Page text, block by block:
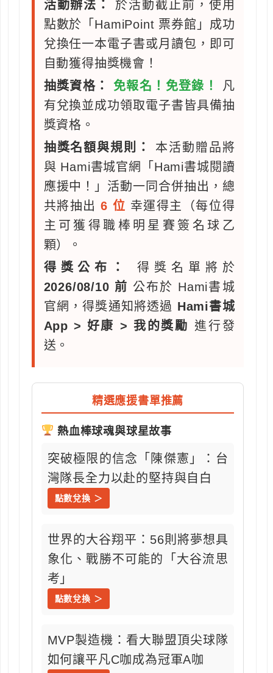
活動辦法：
於活動截止前，使用
點數於「HamiPoint 票券館」成功
兌換任一本電子書或月讀包，即可
自動獲得抽獎機會！
抽獎資格：
免報名！免登錄！
凡
有兌換並成功領取電子書皆具備抽
獎資格。
抽獎名額與規則：
本活動贈品將
與 Hami書城官網「Hami書城閱讀
應援中！」活動一同合併抽出，總
共將抽出6 位 幸運得主（每位得
主可獲得職棒明星賽簽名球乙
顆）。
得獎公布：
得獎名單將於
2026/08/10 前 公布於 Hami書城
官網，得獎通知將透過 Hami書城
App > 好康 > 我的獎勵 進行發
送。
精選應援書單推薦
熱血棒球魂與球星故事
突破極限的信念「陳傑憲」：台
灣隊長全力以赴的堅持與自白
點數兌換 ＞
世界的大谷翔平：56則將夢想具
象化、戰勝不可能的「大谷流思
考」
點數兌換 ＞
MVP製造機：看大聯盟頂尖球隊
如何讓平凡C咖成為冠軍A咖